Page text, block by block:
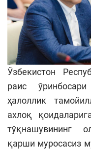
Ўзбекистон
раис
ҳалоллик
ахлоқ
тўқнашувининг
қарши муросасиз